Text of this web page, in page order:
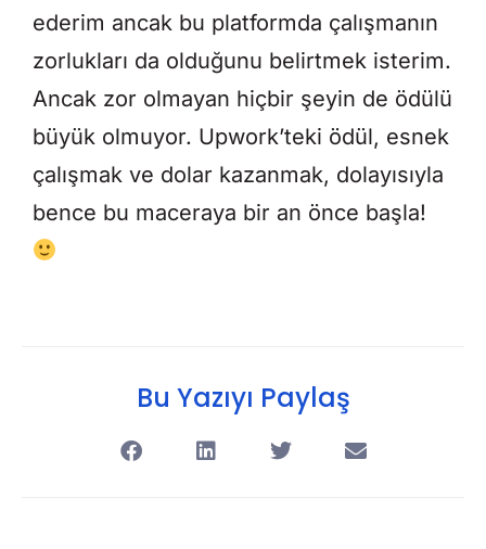
ederim ancak bu platformda çalışmanın
zorlukları da olduğunu belirtmek isterim.
Ancak zor olmayan hiçbir şeyin de ödülü
büyük olmuyor. Upwork’teki ödül, esnek
çalışmak ve dolar kazanmak, dolayısıyla
bence bu maceraya bir an önce başla!
Bu Yazıyı Paylaş